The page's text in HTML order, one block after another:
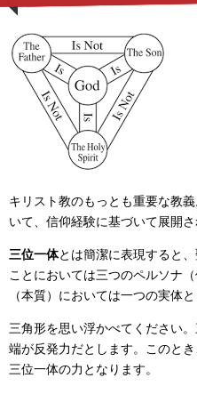
キリスト教のもっとも重要な教
いて、信仰経験に基づいて展開
三位一体とは簡潔に表現すると
ことにおいては三つのペルソナ
（本質）においては一つの実体
三角形を思い浮かべてください
端が反発力だとします。このと
三位一体の力となります。